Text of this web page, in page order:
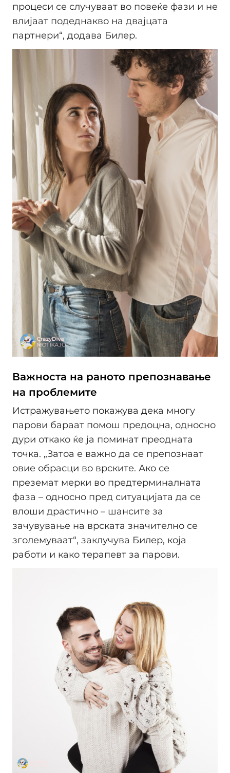
процеси се случуваат во повеќе фази и не
влијаат подеднакво на двајцата
партнери“, додава Билер.
Важноста на раното препознавање
на проблемите
Истражувањето покажува дека многу
парови бараат помош предоцна, односно
дури откако ќе ја поминат преодната
точка. „Затоа е важно да се препознаат
овие обрасци во врските. Ако се
преземат мерки во предтерминалната
фаза – односно пред ситуацијата да се
влоши драстично – шансите за
зачувување на врската значително се
зголемуваат“, заклучува Билер, која
работи и како терапевт за парови.